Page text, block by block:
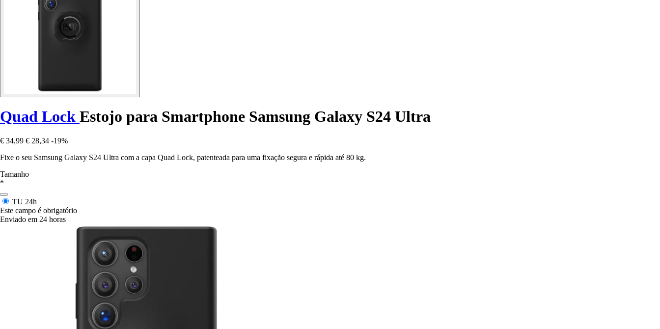
Quad Lock Estojo para Smartphone Samsung Galaxy S24 Ultra
€ 34,99 € 28,34 -19%
Fixe o seu Samsung Galaxy S24 Ultra com a capa Quad Lock, patenteada para uma fixação segura e rápida até 80 kg.
Tamanho
*
TU 24h
Este campo é obrigatório
Enviado em 24 horas